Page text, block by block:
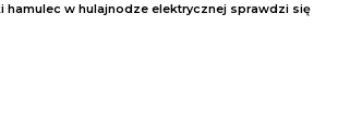
hamulec w hulajnodze elektrycznej sprawdzi się